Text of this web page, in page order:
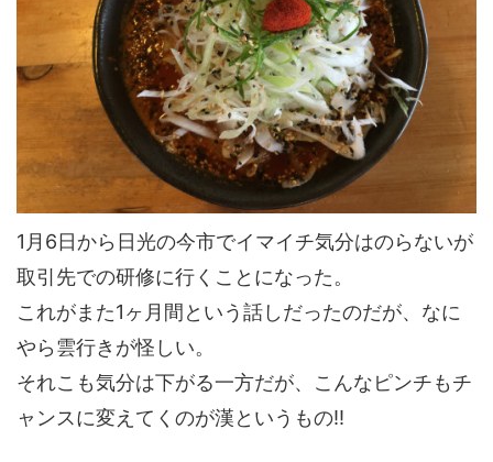
1月6日から日光の今市でイマイチ気分はのらないが
取引先での研修に行くことになった。
これがまた1ヶ月間という話しだったのだが、なに
やら雲行きが怪しい。
それこも気分は下がる一方だが、こんなピンチもチ
ャンスに変えてくのが漢というもの!!